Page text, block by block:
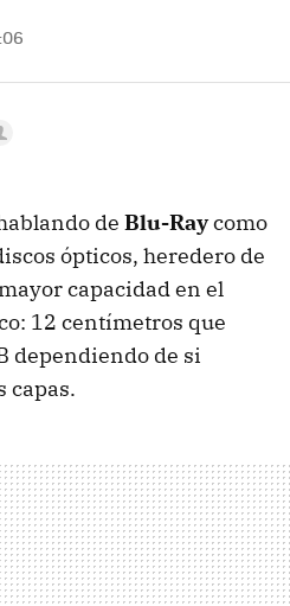
de Blu-Raycomo
ópticos, heredero de
capacidad en el
12 centímetros que
dependiendo de si
capas.